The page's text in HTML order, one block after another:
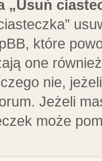
„Usuń
które
one
nie,
Jeżeli
może